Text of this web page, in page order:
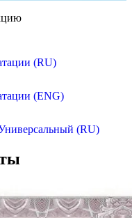
(RU)
(ENG)
(RU)